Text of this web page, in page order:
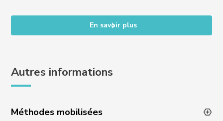
En savoir plus
Autres informations
Méthodes mobilisées